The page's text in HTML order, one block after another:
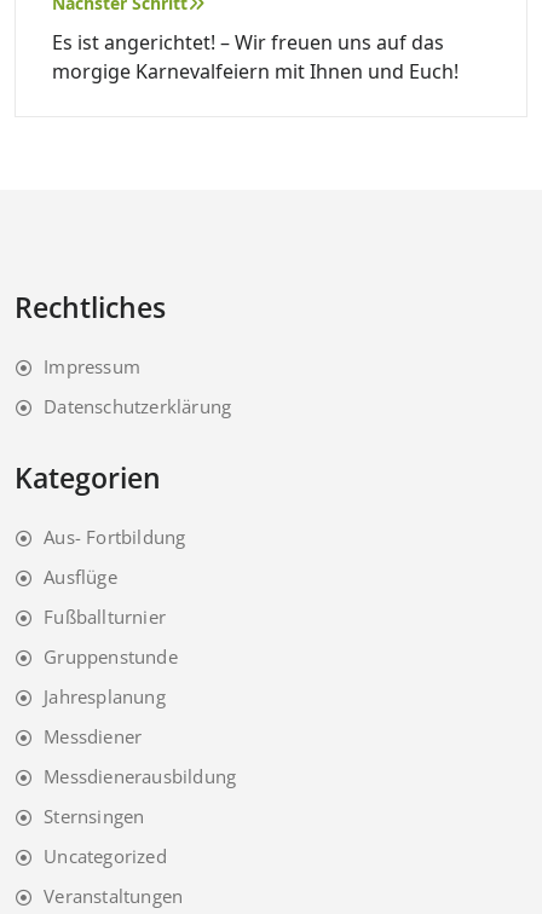
Es ist angerichtet! – Wir freuen uns auf das
morgige Karnevalfeiern mit Ihnen und Euch!
Rechtliches
Impressum
Datenschutzerklärung
Kategorien
Aus- Fortbildung
Ausflüge
Fußballturnier
Gruppenstunde
Jahresplanung
Messdiener
Messdienerausbildung
Sternsingen
Uncategorized
Veranstaltungen